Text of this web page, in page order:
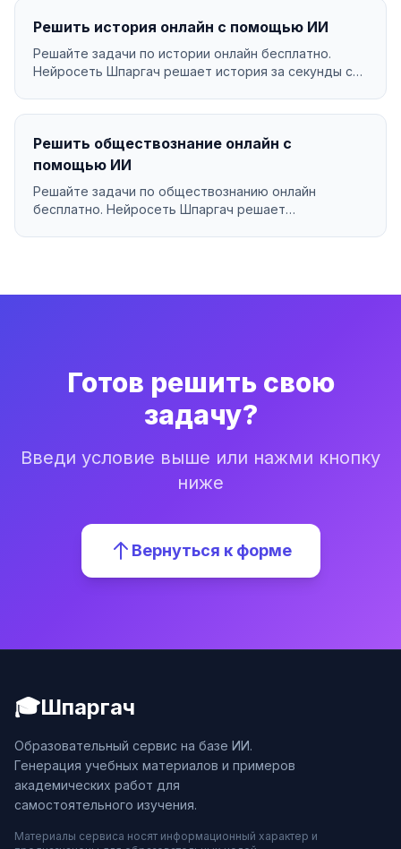
Решить история онлайн с помощью ИИ
Решайте задачи по истории онлайн бесплатно.
Нейросеть Шпаргач решает история за секунды с
Решить обществознание онлайн с
помощью ИИ
Решайте задачи по обществознанию онлайн
бесплатно. Нейросеть Шпаргач решает
Готов решить свою
задачу?
Введи условие выше или нажми кнопку
ниже
Вернуться к форме
🎓Шпаргач
Образовательный сервис на базе ИИ.
Генерация учебных материалов и примеров
академических работ для
самостоятельного изучения.
Материалы сервиса носят информационный характер и